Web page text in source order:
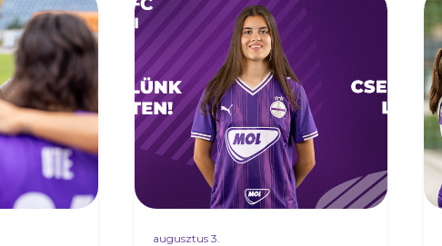
augusztus 3.